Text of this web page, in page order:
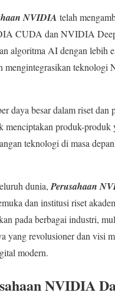
NVIDIA telah
CUDA dan NVIDIA
algoritma AI dengan lebih
mengintegrasikan
daya besar dalam riset dan
produk-
teknologi di masa
dunia, Perusahaan
dan institusi riset
pada berbagai industri,
yang revolusioner dan visi
modern.
NVIDIA